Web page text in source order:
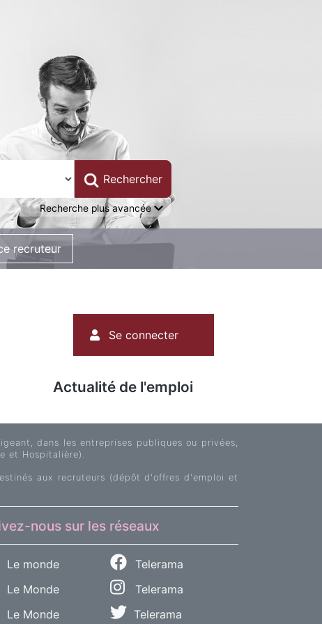
Recherche plus avancée
recruteur
du
compte
l'utilisateur
Se connecter
Actualité de l'emploi
dans les entreprises publiques ou privées,
et Hospitalière).
aux recruteurs (dépôt d'offres d'emploi et
nous sur les réseaux
Le monde
Telerama
Monde
Telerama
Le Monde
Telerama